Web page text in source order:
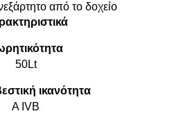
από το δοχείο
50Lt
ικανότητα
A IVB